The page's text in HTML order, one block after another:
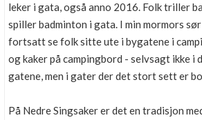
leker i gata, også anno 2016. Folk triller
spiller badminton i gata. I min mormors
fortsatt se folk sitte ute i bygatene i
og kaker på campingbord - selvsagt ikke i
gatene, men i gater der det stort sett er
På Nedre Singsaker er det en tradisjon